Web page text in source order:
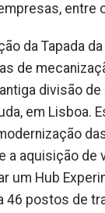
entre
da Tapada
de
divisão
em Lisboa.
a aquisição de
um Hub
46 postos de